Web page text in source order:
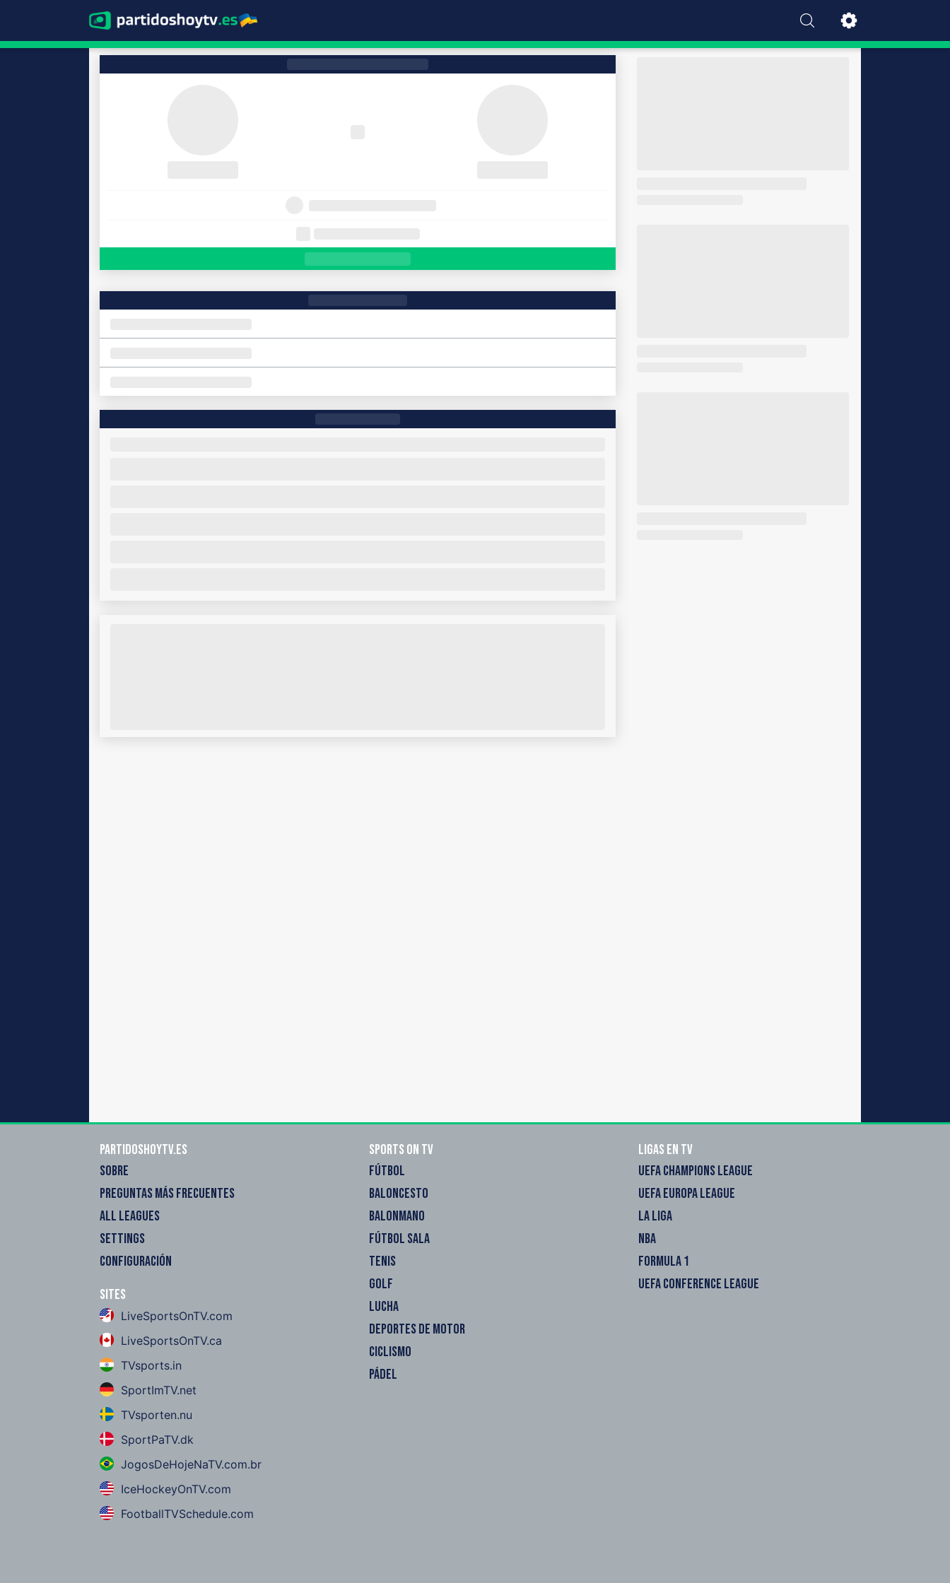
Partidoshoytv.es
SOBRE
PREGUNTAS MÁS FRECUENTES
ALL LEAGUES
SETTINGS
CONFIGURACIÓN
Sites
LiveSportsOnTV.com
LiveSportsOnTV.ca
TVsports.in
SportImTV.net
TVsporten.nu
SportPaTV.dk
JogosDeHojeNaTV.com.br
IceHockeyOnTV.com
FootballTVSchedule.com
Sports on TV
FÚTBOL
BALONCESTO
BALONMANO
FÚTBOL SALA
TENIS
GOLF
LUCHA
DEPORTES DE MOTOR
CICLISMO
PÁDEL
Ligas en TV
UEFA CHAMPIONS LEAGUE
UEFA EUROPA LEAGUE
LA LIGA
NBA
FORMULA 1
UEFA CONFERENCE LEAGUE